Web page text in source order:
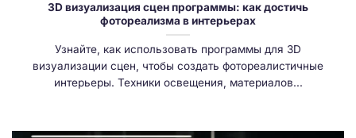
3D визуализация сцен программы: как достичь
фотореализма в интерьерах
Узнайте, как использовать программы для 3D
визуализации сцен, чтобы создать фотореалистичные
интерьеры. Техники освещения, материалов...